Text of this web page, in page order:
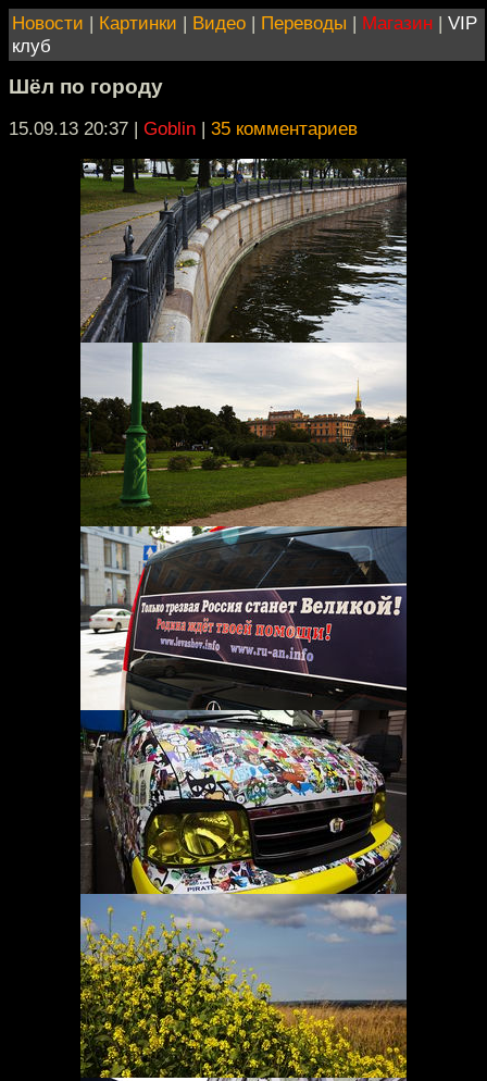
Новости | Картинки | Видео | Переводы | Магазин | VIP
клуб
Шёл по городу
15.09.13 20:37 | Goblin | 35 комментариев